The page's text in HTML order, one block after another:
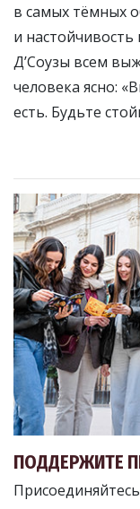
в самых тёмных
и
Д’Соузы всем
человека ясно:
есть. Будьте
ПОДДЕРЖИТЕ